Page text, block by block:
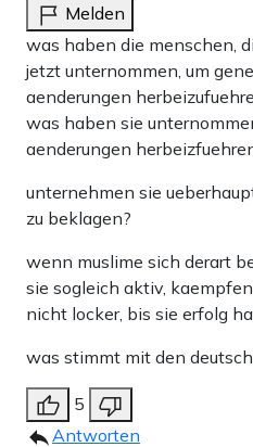
Melden
was haben die menschen,
jetzt unternommen, um
aenderungen
was haben sie
aenderungen
unternehmen sie
zu beklagen?
wenn muslime sich derart
sie sogleich aktiv,
nicht locker, bis sie erfolg
was stimmt mit den
5
Antworten